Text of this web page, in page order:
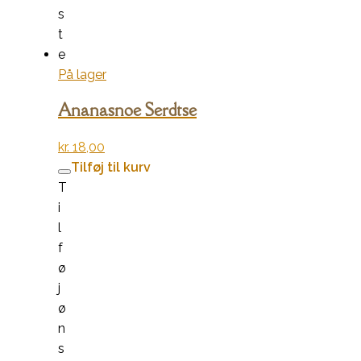
s
t
e
På lager
Ananasnoe Serdtse
kr. 18,00
Tilføj til kurv
T
i
l
f
ø
j
ø
n
s